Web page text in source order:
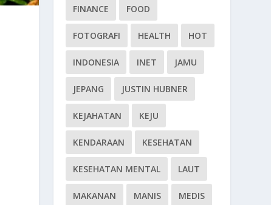
FINANCE FOOD
FOTOGRAFI HEALTH HOT
INDONESIA INET JAMU
JEPANG JUSTIN HUBNER
KEJAHATAN KEJU
KENDARAAN KESEHATAN
KESEHATAN MENTAL LAUT
MAKANAN MANIS MEDIS